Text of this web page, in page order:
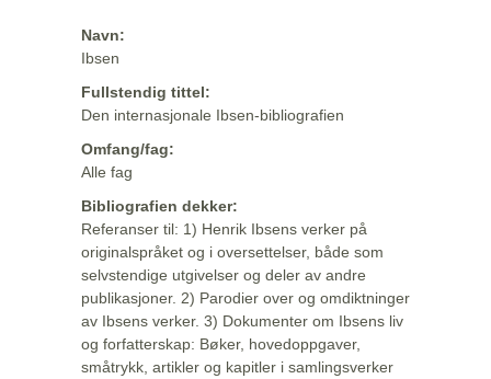
Navn:
Ibsen
Fullstendig tittel:
Den internasjonale Ibsen-bibliografien
Omfang/fag:
Alle fag
Bibliografien dekker:
Referanser til: 1) Henrik Ibsens verker på
originalspråket og i oversettelser, både som
selvstendige utgivelser og deler av andre
publikasjoner. 2) Parodier over og omdiktninger
av Ibsens verker. 3) Dokumenter om Ibsens liv
og forfatterskap: Bøker, hovedoppgaver,
småtrykk, artikler og kapitler i samlingsverker